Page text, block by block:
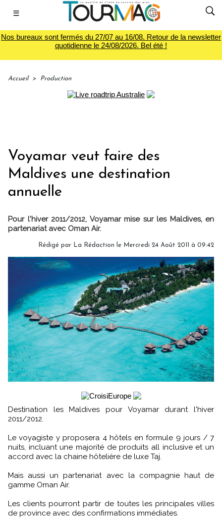
☰
Nos bureaux sont fermés du 27/07 au 16/08. Retour de la newsletter
quotidienne le 24/08/2026. Bel été !
Accueil > Production
Voyamar veut faire des
Maldives une destination
annuelle
Pour l'hiver 2011/2012, Voyamar mise sur les Maldives, en
partenariat avec Oman Air.
Rédigé par La Rédaction le Mercredi 24 Août 2011 à 09:42
Destination les Maldives pour Voyamar durant l'hiver
2011/2012.
Le voyagiste y proposera 4 hôtels en formule 9 jours / 7
nuits, incluant une majorité de produits all inclusive et un
accord avec la chaine hôtelière de luxe Taj.
Mais aussi un partenariat avec la compagnie haut de
gamme Oman Air.
Les clients pourront partir de toutes les principales villes
de province avec des confirmations immédiates.